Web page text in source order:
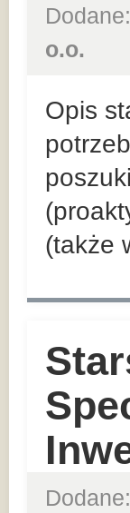
Dodane:
o.o.
Opis
(także
Dodane: